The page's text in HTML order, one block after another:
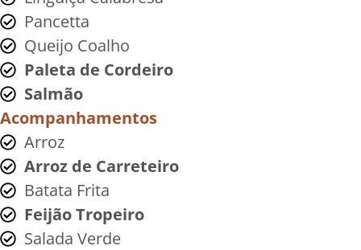
Pancetta
Queijo Coalho
Paleta de Cordeiro
Salmão
Acompanhamentos
Arroz
Arroz de Carreteiro
Batata Frita
Feijão Tropeiro
Salada Verde